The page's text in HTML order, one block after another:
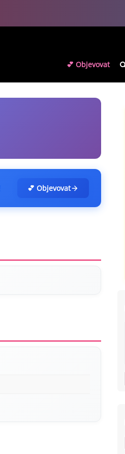
💕 Objevovat
💕 Objevovat